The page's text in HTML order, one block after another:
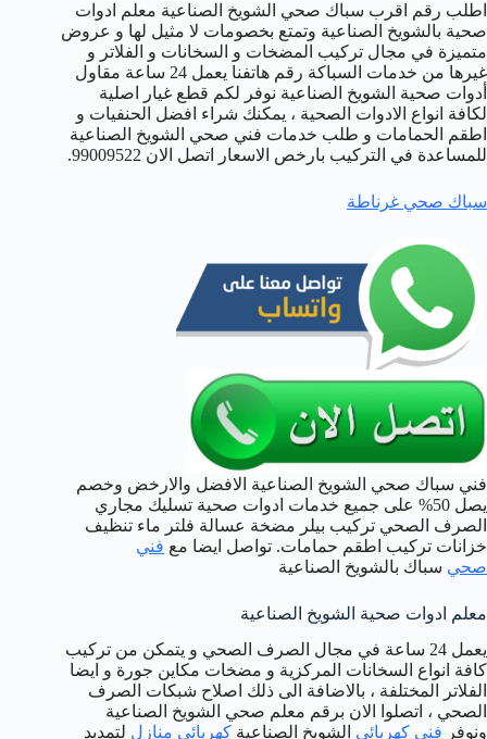
اطلب رقم اقرب سباك صحي الشويخ الصناعية معلم ادوات
صحية بالشويخ الصناعية وتمتع بخصومات لا مثيل لها و عروض
متميزة في مجال تركيب المضخات و السخانات و الفلاتر و
غيرها من خدمات السباكة رقم هاتفنا يعمل 24 ساعة مقاول
أدوات صحية الشويخ الصناعية نوفر لكم قطع غيار اصلية
لكافة انواع الادوات الصحية ، يمكنك شراء افضل الحنفيات و
اطقم الحمامات و طلب خدمات فني صحي الشويخ الصناعية
للمساعدة في التركيب بارخص الاسعار اتصل الان 99009522.
سباك صحي غرناطة
فني سباك صحي الشويخ الصناعية الافضل والارخض وخصم
يصل 50% على جميع خدمات ادوات صحية تسليك مجاري
الصرف الصحي تركيب بيلر مضخة عسالة فلتر ماء تنظيف
خزانات تركيب اطقم حمامات. تواصل ايضا مع فني
صحي سباك بالشويخ الصناعية
معلم ادوات صحية الشويخ الصناعية
يعمل 24 ساعة في مجال الصرف الصحي و يتمكن من تركيب
كافة انواع السخانات المركزية و مضخات مكاين جورة و ايضا
الفلاتر المختلفة ، بالاضافة الى ذلك اصلاح شبكات الصرف
الصحي ، اتصلوا الان برقم معلم صحي الشويخ الصناعية
ونوفر فني كهربائي الشويخ الصناعية كهربائي منازل لتمديد